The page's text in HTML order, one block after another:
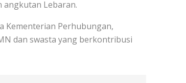
angkutan Lebaran.
Kementerian Perhubungan,
dan swasta yang berkontribusi